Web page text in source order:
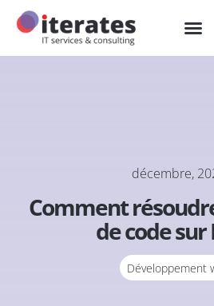
décembre,
Comment
de code sur
Développement